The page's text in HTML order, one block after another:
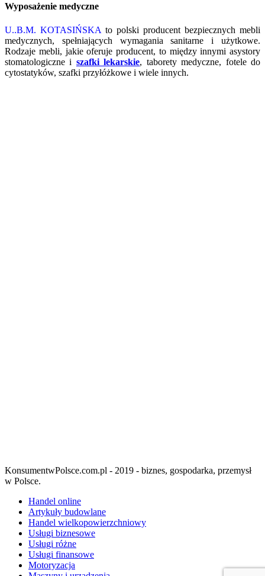
Wyposażenie medyczne
U..B.M. KOTASIŃSKA to polski producent bezpiecznych mebli
medycznych, spełniających wymagania sanitarne i użytkowe.
Rodzaje mebli, jakie oferuje producent, to między innymi asystory
stomatologiczne i szafki lekarskie, taborety medyczne, fotele do
cytostatyków, szafki przyłóżkowe i wiele innych.
KonsumentwPolsce.com.pl - 2019 - biznes, gospodarka, przemysł
w Polsce.
Handel online
Artykuły budowlane
Handel wielkopowierzchniowy
Usługi biznesowe
Usługi różne
Usługi finansowe
Motoryzacja